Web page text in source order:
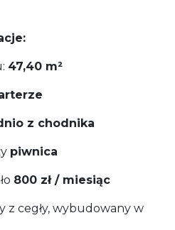
47,40 m²
z chodnika
piwnica
800 zł / miesiąc
cegły, wybudowany w